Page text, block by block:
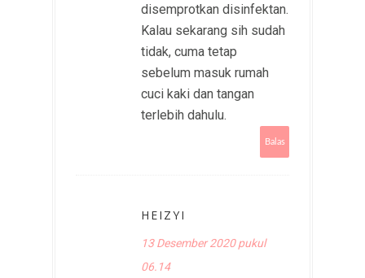
disemprotkan disinfektan.
Kalau sekarang sih sudah
tidak, cuma tetap
sebelum masuk rumah
cuci kaki dan tangan
terlebih dahulu.
Balas
HEIZYI
13 Desember 2020 pukul
06.14